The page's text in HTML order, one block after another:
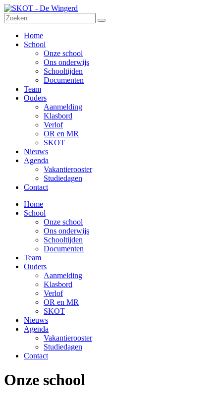
Home
School
Onze school
Ons onderwijs
Schooltijden
Documenten
Team
Ouders
Aanmelding
Klasbord
Verlof
OR en MR
SKOT
Nieuws
Agenda
Vakantierooster
Studiedagen
Contact
Home
School
Onze school
Ons onderwijs
Schooltijden
Documenten
Team
Ouders
Aanmelding
Klasbord
Verlof
OR en MR
SKOT
Nieuws
Agenda
Vakantierooster
Studiedagen
Contact
Onze school